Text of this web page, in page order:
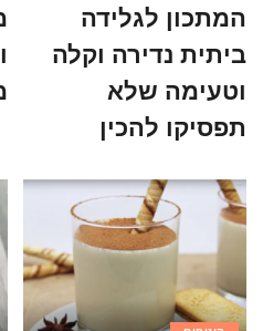
המתכון לגלידה
ביתית נדירה וקלה
וטעימה שלא
תפסיקו להכין